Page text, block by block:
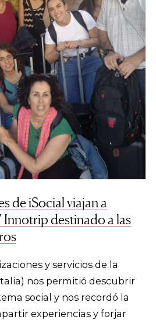
de iSocial viajan a
Innotrip destinado a las
y servicios de la
nos permitió descubrir
social y nos recordó la
experiencias y forjar